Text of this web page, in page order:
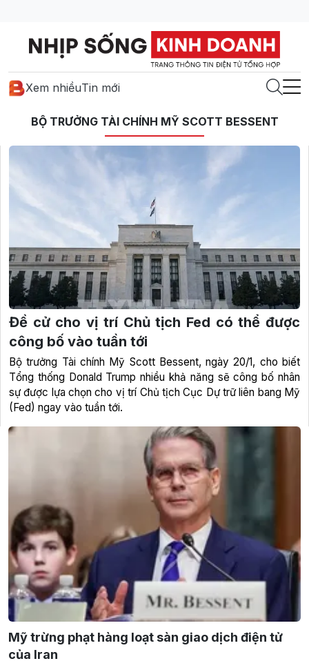
Xem nhiềuTin mới
BỘ TRƯỞNG TÀI CHÍNH MỸ SCOTT BESSENT
Mỹ trừng phạt hàng loạt sàn giao dịch điện tử
của Iran
Đề cử cho vị trí Chủ tịch Fed có thể được
công bố vào tuần tới
Bộ trưởng Tài chính Mỹ Scott Bessent, ngày 20/1, cho biết
Tổng thống Donald Trump nhiều khả năng sẽ công bố nhân
sự được lựa chọn cho vị trí Chủ tịch Cục Dự trữ liên bang Mỹ
(Fed) ngay vào tuần tới.